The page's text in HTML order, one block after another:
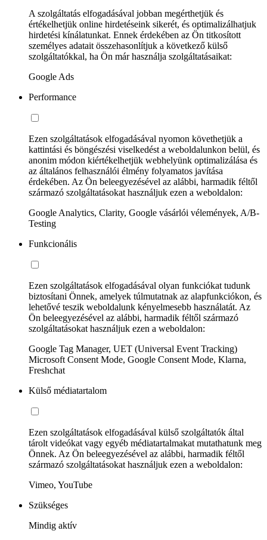
A szolgáltatás elfogadásával jobban megérthetjük és
értékelhetjük online hirdetéseink sikerét, és optimalizálhatjuk
hirdetési kínálatunkat. Ennek érdekében az Ön titkosított
személyes adatait összehasonlítjuk a következő külső
szolgáltatókkal, ha Ön már használja szolgáltatásaikat:
Google Ads
Performance
Ezen szolgáltatások elfogadásával nyomon követhetjük a
kattintási és böngészési viselkedést a weboldalunkon belül, és
anonim módon kiértékelhetjük webhelyünk optimalizálása és
az általános felhasználói élmény folyamatos javítása
érdekében. Az Ön beleegyezésével az alábbi, harmadik féltől
származó szolgáltatásokat használjuk ezen a weboldalon:
Google Analytics, Clarity, Google vásárlói vélemények, A/B-
Testing
Funkcionális
Ezen szolgáltatások elfogadásával olyan funkciókat tudunk
biztosítani Önnek, amelyek túlmutatnak az alapfunkciókon, és
lehetővé teszik weboldalunk kényelmesebb használatát. Az
Ön beleegyezésével az alábbi, harmadik féltől származó
szolgáltatásokat használjuk ezen a weboldalon:
Google Tag Manager, UET (Universal Event Tracking)
Microsoft Consent Mode, Google Consent Mode, Klarna,
Freshchat
Külső médiatartalom
Ezen szolgáltatások elfogadásával külső szolgáltatók által
tárolt videókat vagy egyéb médiatartalmakat mutathatunk meg
Önnek. Az Ön beleegyezésével az alábbi, harmadik féltől
származó szolgáltatásokat használjuk ezen a weboldalon:
Vimeo, YouTube
Szükséges
Mindig aktív